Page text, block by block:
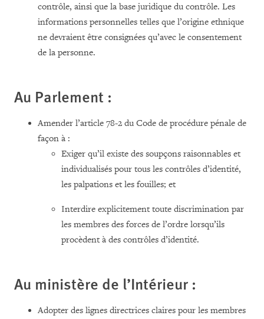
contrôle, ainsi que la base juridique du contrôle. Les
informations personnelles telles que l’origine ethnique
ne devraient être consignées qu’avec le consentement
de la personne.
Au Parlement :
Amender l’article 78-2 du Code de procédure pénale de
façon à :
Exiger qu’il existe des soupçons raisonnables et
individualisés pour tous les contrôles d’identité,
les palpations et les fouilles; et
Interdire explicitement toute discrimination par
les membres des forces de l’ordre lorsqu’ils
procèdent à des contrôles d’identité.
Au ministère de l’Intérieur :
Adopter des lignes directrices claires pour les membres